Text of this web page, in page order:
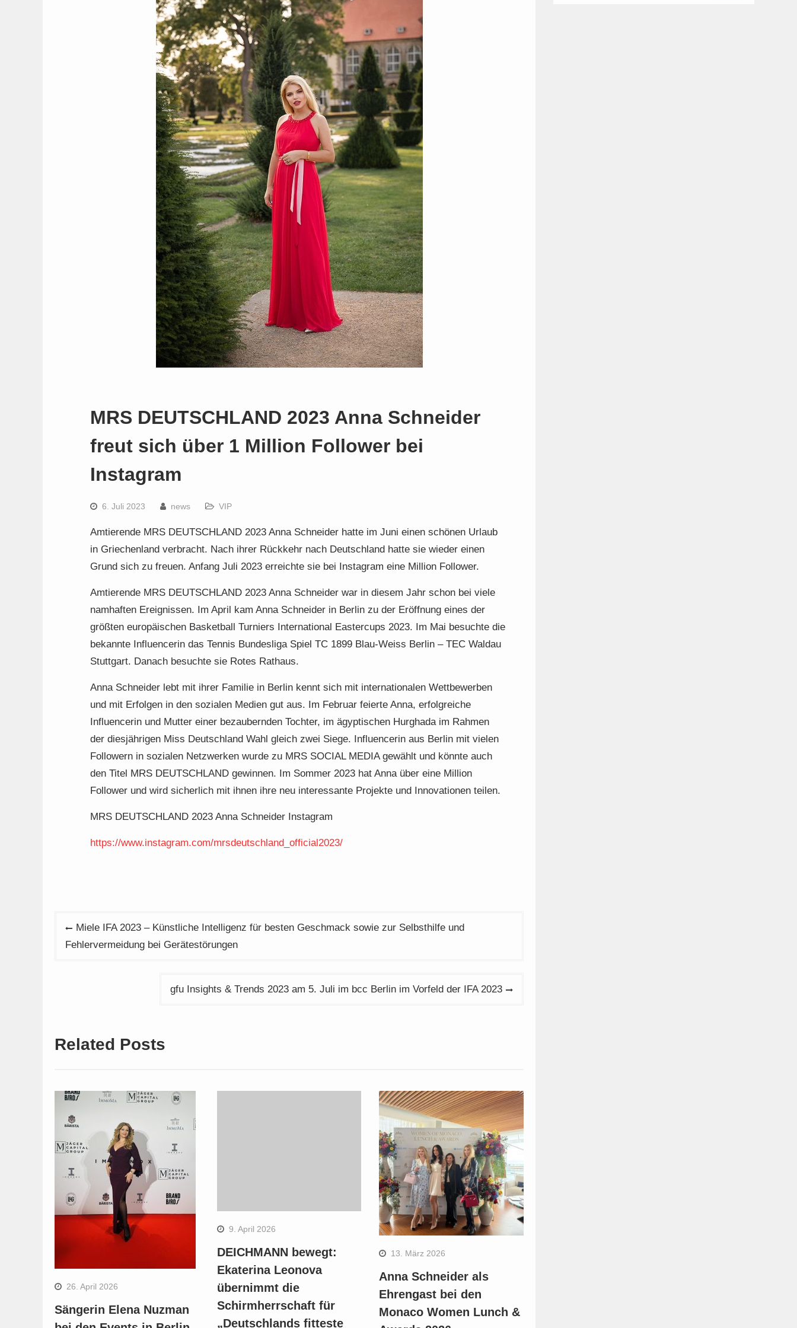
MRS DEUTSCHLAND 2023 Anna Schneider
freut sich über 1 Million Follower bei
Instagram
6. Juli 2023 news VIP
Amtierende MRS DEUTSCHLAND 2023 Anna Schneider hatte im Juni einen schönen Urlaub
in Griechenland verbracht. Nach ihrer Rückkehr nach Deutschland hatte sie wieder einen
Grund sich zu freuen. Anfang Juli 2023 erreichte sie bei Instagram eine Million Follower.
Amtierende MRS DEUTSCHLAND 2023 Anna Schneider war in diesem Jahr schon bei viele
namhaften Ereignissen. Im April kam Anna Schneider in Berlin zu der Eröffnung eines der
größten europäischen Basketball Turniers International Eastercups 2023. Im Mai besuchte die
bekannte Influencerin das Tennis Bundesliga Spiel TC 1899 Blau-Weiss Berlin – TEC Waldau
Stuttgart. Danach besuchte sie Rotes Rathaus.
Anna Schneider lebt mit ihrer Familie in Berlin kennt sich mit internationalen Wettbewerben
und mit Erfolgen in den sozialen Medien gut aus. Im Februar feierte Anna, erfolgreiche
Influencerin und Mutter einer bezaubernden Tochter, im ägyptischen Hurghada im Rahmen
der diesjährigen Miss Deutschland Wahl gleich zwei Siege. Influencerin aus Berlin mit vielen
Followern in sozialen Netzwerken wurde zu MRS SOCIAL MEDIA gewählt und könnte auch
den Titel MRS DEUTSCHLAND gewinnen. Im Sommer 2023 hat Anna über eine Million
Follower und wird sicherlich mit ihnen ihre neu interessante Projekte und Innovationen teilen.
MRS DEUTSCHLAND 2023 Anna Schneider Instagram
https://www.instagram.com/mrsdeutschland_official2023/
Beitragsnavigation
Miele IFA 2023 – Künstliche Intelligenz für besten Geschmack sowie zur Selbsthilfe und
Fehlervermeidung bei Gerätestörungen
gfu Insights & Trends 2023 am 5. Juli im bcc Berlin im Vorfeld der IFA 2023
Related Posts
26. April 2026
Sängerin Elena Nuzman
9. April 2026
DEICHMANN bewegt:
Ekaterina Leonova
übernimmt die
Schirmherrschaft für
„Deutschlands fitteste
13. März 2026
Anna Schneider als
Ehrengast bei den
Monaco Women Lunch &